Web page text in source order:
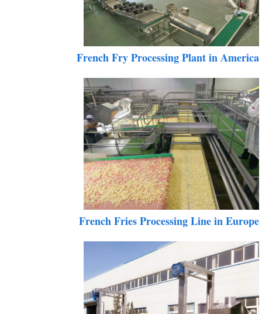
French Fry Processing Plant in
French Fries Processing Line in